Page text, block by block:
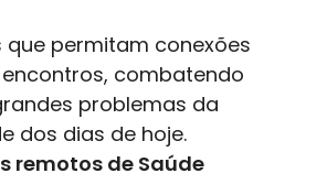
que permitam conexões
combatendo
problemas da
dos dias de hoje.
remotos de Saúde